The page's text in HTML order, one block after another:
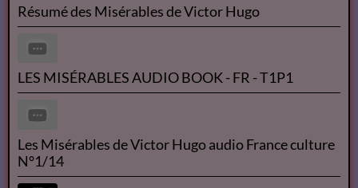
Résumé des Misérables de Victor Hugo
LES MISÉRABLES AUDIO BOOK - FR - T1P1
Les Misérables de Victor Hugo audio France culture
N°1/14